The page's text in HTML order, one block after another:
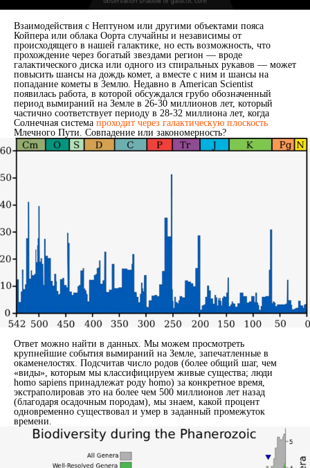
Взаимодействия с Нептуном или другими объектами пояса
Койпера или облака Оорта случайны и независимы от
происходящего в нашей галактике, но есть возможность, что
прохождение через богатый звездами регион — вроде
галактического диска или одного из спиральных рукавов — может
повысить шансы на дождь комет, а вместе с ним и шансы на
попадание кометы в Землю. Недавно в American Scientist
появилась работа, в которой обсуждался грубо обозначенный
период вымираний на Земле в 26-30 миллионов лет, который
частично соответствует периоду в 28-32 миллиона лет, когда
Солнечная система проходит через галактическую плоскость
Млечного Пути. Совпадение или закономерность?
Ответ можно найти в данных. Мы можем просмотреть
крупнейшие события вымираний на Земле, запечатленные в
окаменелостях. Подсчитав число родов (более общий шаг, чем
«виды», которым мы классифицируем живые существа; люди
homo sapiens принадлежат роду homo) за конкретное время,
экстраполировав это на более чем 500 миллионов лет назад
(благодаря осадочным породам), мы знаем, какой процент
одновременно существовал и умер в заданный промежуток
времени.